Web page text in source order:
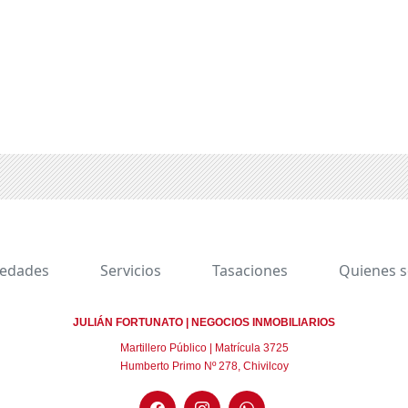
Servicios Tasaciones Quienes
JULIÁN FORTUNATO | NEGOCIOS INMOBILIARIOS
Martillero Público | Matrícula 3725
Humberto Primo Nº 278, Chivilcoy